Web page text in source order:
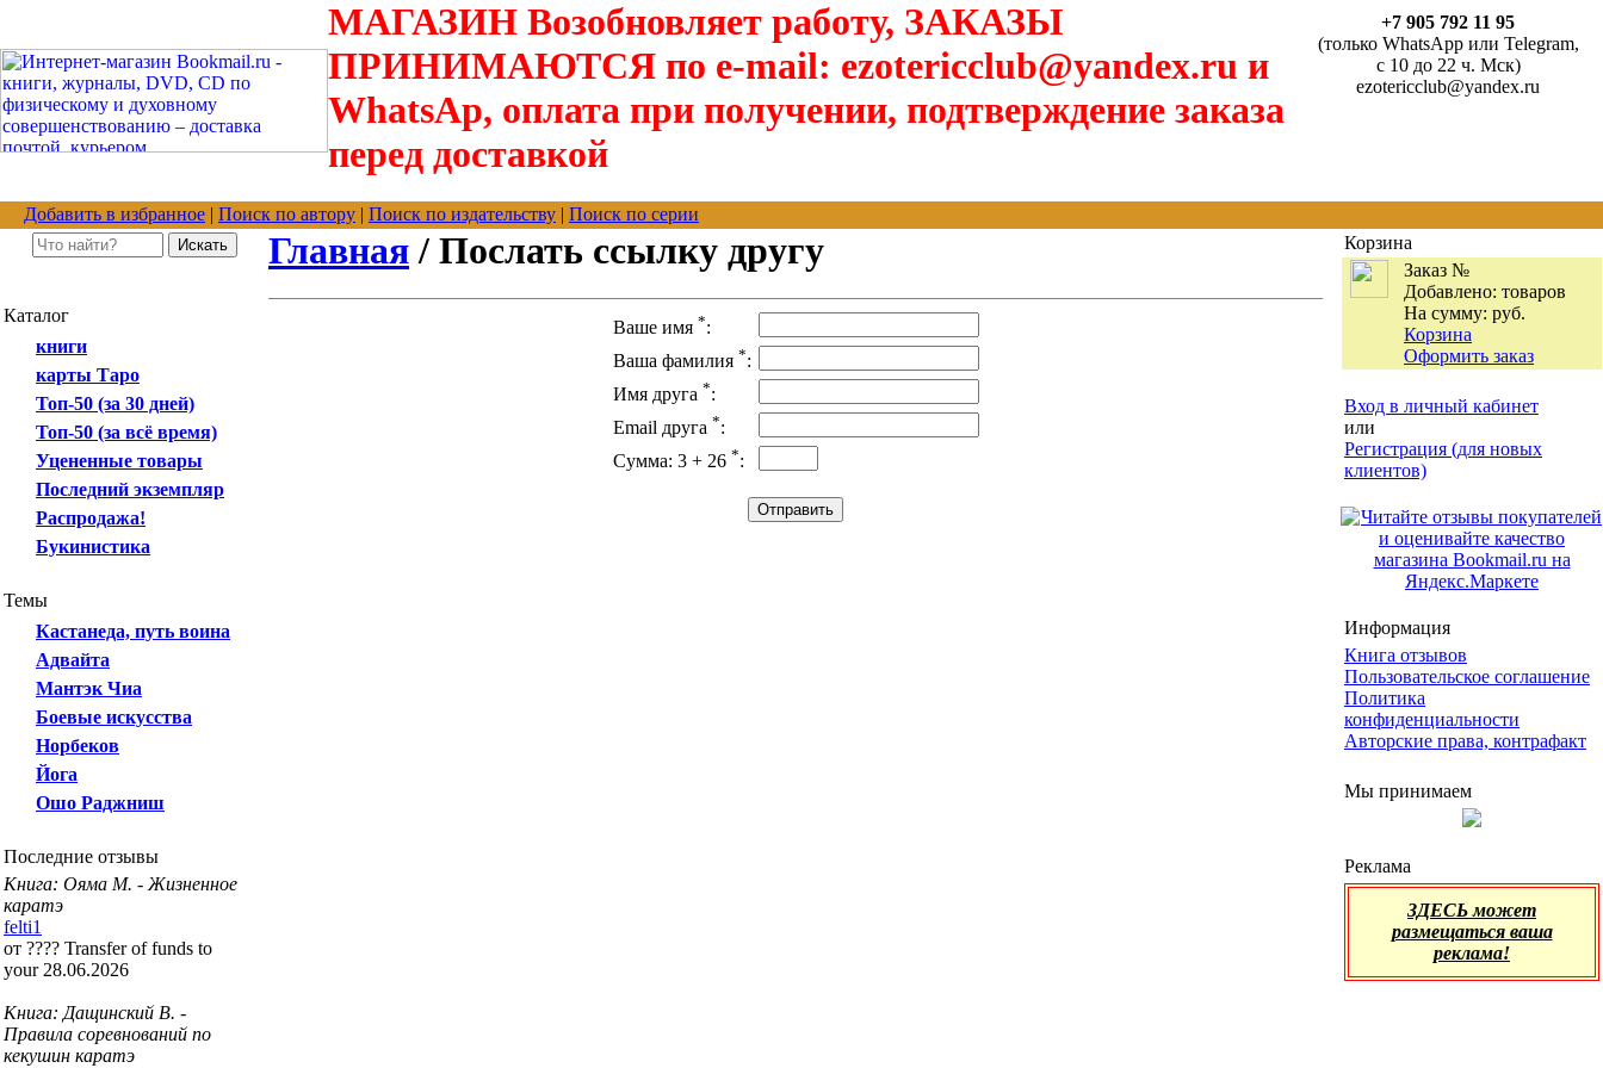
МАГАЗИН Возобновляет работу, ЗАКАЗЫ
ПРИНИМАЮТСЯ по e-mail: ezotericclub@yandex.ru и
WhatsAp, оплата при получении, подтверждение заказа
перед доставкой
+7 905 792 11 95
(только WhatsApp или Telegram,
с 10 до 22 ч. Мск)
ezotericclub@yandex.ru
Добавить в избранное | Поиск по автору | Поиск по издательству | Поиск по серии
Каталог
книги
карты Таро
Топ-50 (за 30 дней)
Топ-50 (за всё время)
Уцененные товары
Последний экземпляр
Распродажа!
Букинистика
Темы
Кастанеда, путь воина
Адвайта
Мантэк Чиа
Боевые искусства
Норбеков
Йога
Ошо Раджниш
Последние отзывы
Книга: Ояма М. - Жизненное
каратэ
felti1
от ???? Transfer of funds to
your 28.06.2026
Книга: Дащинский В. -
Правила соревнований по
кекушин каратэ
Главная / Послать ссылку другу
Ваше имя *:
Ваша фамилия *:
Имя друга *:
Email друга *:
Сумма: 3 + 26 *:
Корзина
Заказ №
Добавлено: товаров
На сумму: руб.
Корзина
Оформить заказ
Вход в личный кабинет
или
Регистрация (для новых
клиентов)
Информация
Книга отзывов
Пользовательское соглашение
Политика
конфиденциальности
Авторские права, контрафакт
Мы принимаем
Реклама
ЗДЕСЬ может
размещаться ваша
реклама!